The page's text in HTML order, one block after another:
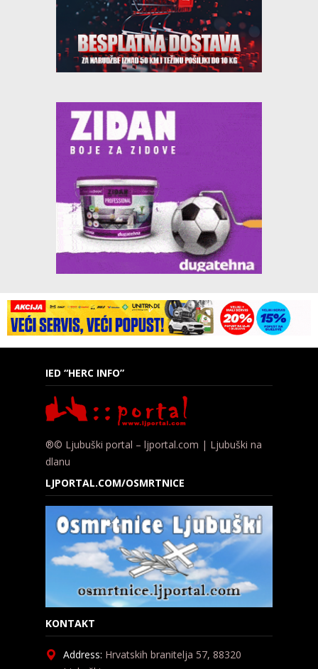
IED “HERC INFO”
®© Ljubuški portal – ljportal.com | Ljubuški na
dlanu
LJPORTAL.COM/OSMRTNICE
KONTAKT
Address: Hrvatskih branitelja 57, 88320